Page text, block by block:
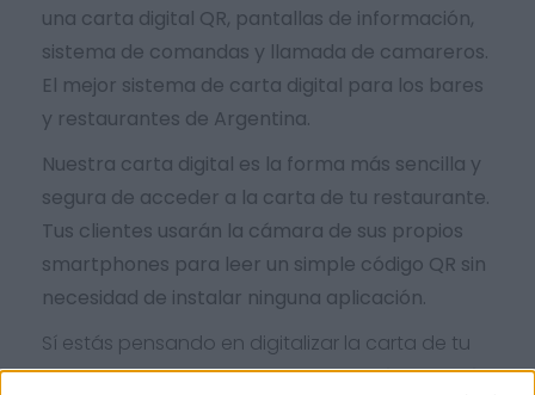
una carta digital QR, pantallas de información,
sistema de comandas y llamada de camareros.
El mejor sistema de carta digital para los bares
y restaurantes de Argentina.
Nuestra carta digital es la forma más sencilla y
segura de acceder a la carta de tu restaurante.
Tus clientes usarán la cámara de sus propios
smartphones para leer un simple código QR sin
necesidad de instalar ninguna aplicación.
Sí estás pensando en digitalizar la carta de tu
restaurante y quieres un sistema dinámico, más